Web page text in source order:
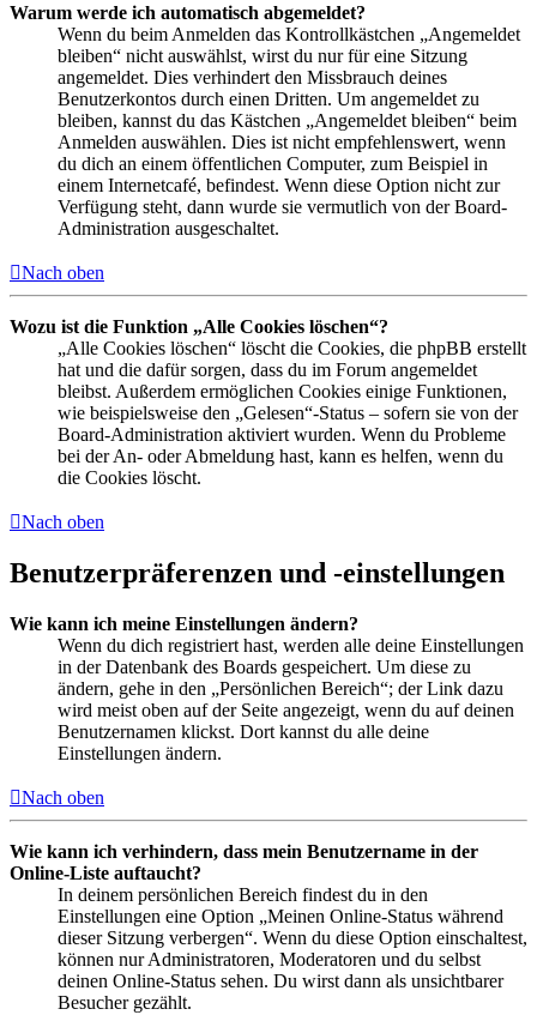
Warum werde ich automatisch abgemeldet?
Wenn du beim Anmelden das Kontrollkästchen „Angemeldet
bleiben“ nicht auswählst, wirst du nur für eine Sitzung
angemeldet. Dies verhindert den Missbrauch deines
Benutzerkontos durch einen Dritten. Um angemeldet zu
bleiben, kannst du das Kästchen „Angemeldet bleiben“ beim
Anmelden auswählen. Dies ist nicht empfehlenswert, wenn
du dich an einem öffentlichen Computer, zum Beispiel in
einem Internetcafé, befindest. Wenn diese Option nicht zur
Verfügung steht, dann wurde sie vermutlich von der Board-
Administration ausgeschaltet.
Nach oben
Wozu ist die Funktion „Alle Cookies löschen“?
„Alle Cookies löschen“ löscht die Cookies, die phpBB erstellt
hat und die dafür sorgen, dass du im Forum angemeldet
bleibst. Außerdem ermöglichen Cookies einige Funktionen,
wie beispielsweise den „Gelesen“-Status – sofern sie von der
Board-Administration aktiviert wurden. Wenn du Probleme
bei der An- oder Abmeldung hast, kann es helfen, wenn du
die Cookies löscht.
Nach oben
Benutzerpräferenzen und -einstellungen
Wie kann ich meine Einstellungen ändern?
Wenn du dich registriert hast, werden alle deine Einstellungen
in der Datenbank des Boards gespeichert. Um diese zu
ändern, gehe in den „Persönlichen Bereich“; der Link dazu
wird meist oben auf der Seite angezeigt, wenn du auf deinen
Benutzernamen klickst. Dort kannst du alle deine
Einstellungen ändern.
Nach oben
Wie kann ich verhindern, dass mein Benutzername in der
Online-Liste auftaucht?
In deinem persönlichen Bereich findest du in den
Einstellungen eine Option „Meinen Online-Status während
dieser Sitzung verbergen“. Wenn du diese Option einschaltest,
können nur Administratoren, Moderatoren und du selbst
deinen Online-Status sehen. Du wirst dann als unsichtbarer
Besucher gezählt.